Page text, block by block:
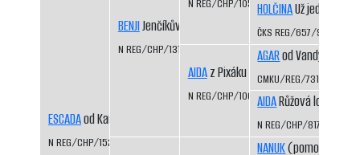
ESCADAod Kamenité říčky
N REG/CHP/1523/09/11
BENJIJenčíkův les
N REG/CHP/1310/03/05
N REG/CHP/1050/98/99
AIDAz Pixáku
N REG/CHP/1066/98/99
HOLČINAUž jedou CS
ČKS REG/657/92/93
AGARod Vandy z Hájů
CMKU/REG/731/93/95
AIDARůžová louka
N REG/CHP/817/94/96
NANUK(pomocný